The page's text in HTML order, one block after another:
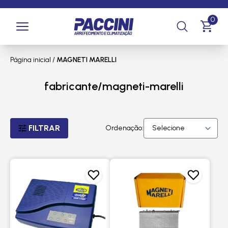
0
Página inicial / MAGNETI MARELLI
fabricante/magneti-marelli
FILTRAR Ordenação: